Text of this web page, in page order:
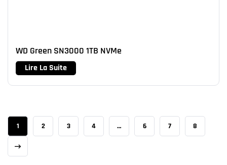
WD Green SN3000 1TB NVMe
Lire La Suite
1 2 3 4 … 6 7 8